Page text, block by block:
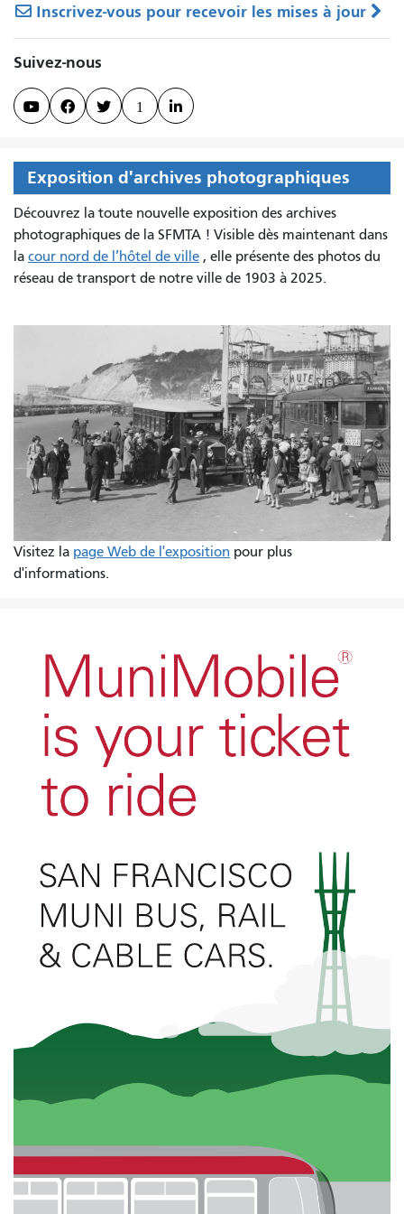
Inscrivez-vous pour recevoir les mises à jour
Suivez-nous
   1 
Exposition d'archives photographiques
Découvrez la toute nouvelle exposition des archives
photographiques de la SFMTA ! Visible dès maintenant dans
la cour nord de l’hôtel de ville , elle présente des photos du
réseau de transport de notre ville de 1903 à 2025.
Visitez la page Web de l'exposition pour plus
d'informations.